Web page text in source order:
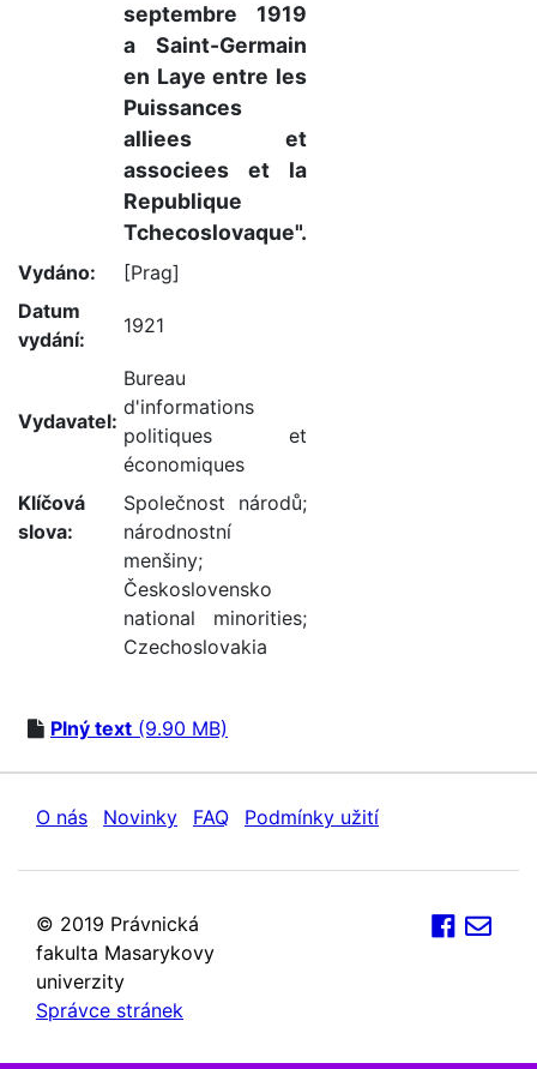
septembre 1919
a Saint-Germain
en Laye entre les
Puissances
alliees et
associees et la
Republique
Tchecoslovaque".
Vydáno:
[Prag]
Datum
vydání:
1921
Vydavatel:
Bureau
d'informations
politiques et
économiques
Klíčová
slova:
Společnost národů;
národnostní
menšiny;
Československo
national minorities;
Czechoslovakia
Plný text (9.90 MB)
O nás Novinky FAQ Podmínky užití
© 2019 Právnická
fakulta Masarykovy
univerzity
Správce stránek